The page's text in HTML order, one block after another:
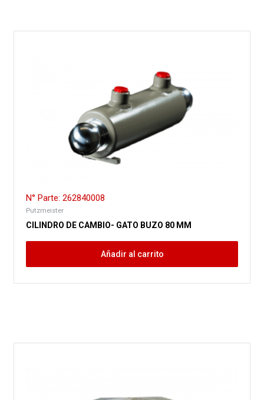
N° Parte: 262840008
Putzmeister
CILINDRO DE CAMBIO- GATO BUZO 80 MM
Añadir al carrito